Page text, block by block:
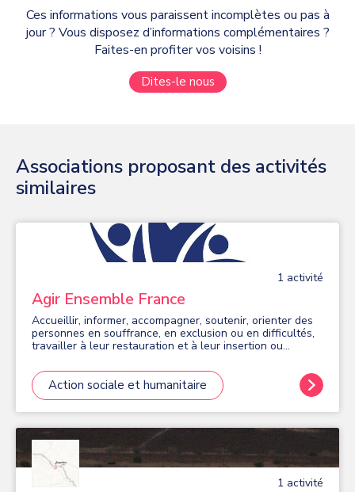
Ces informations vous paraissent incomplètes ou pas à
jour ? Vous disposez d’informations complémentaires ?
Faites-en profiter vos voisins !
Dites-le nous
Associations proposant des activités
similaires
1 activité
Agir Ensemble France
Accueillir, informer, accompagner, soutenir, orienter des
personnes en souffrance, en exclusion ou en difficultés,
travailler à leur restauration et à leur insertion ou
la désocialisation
Action sociale et humanitaire
1 activité